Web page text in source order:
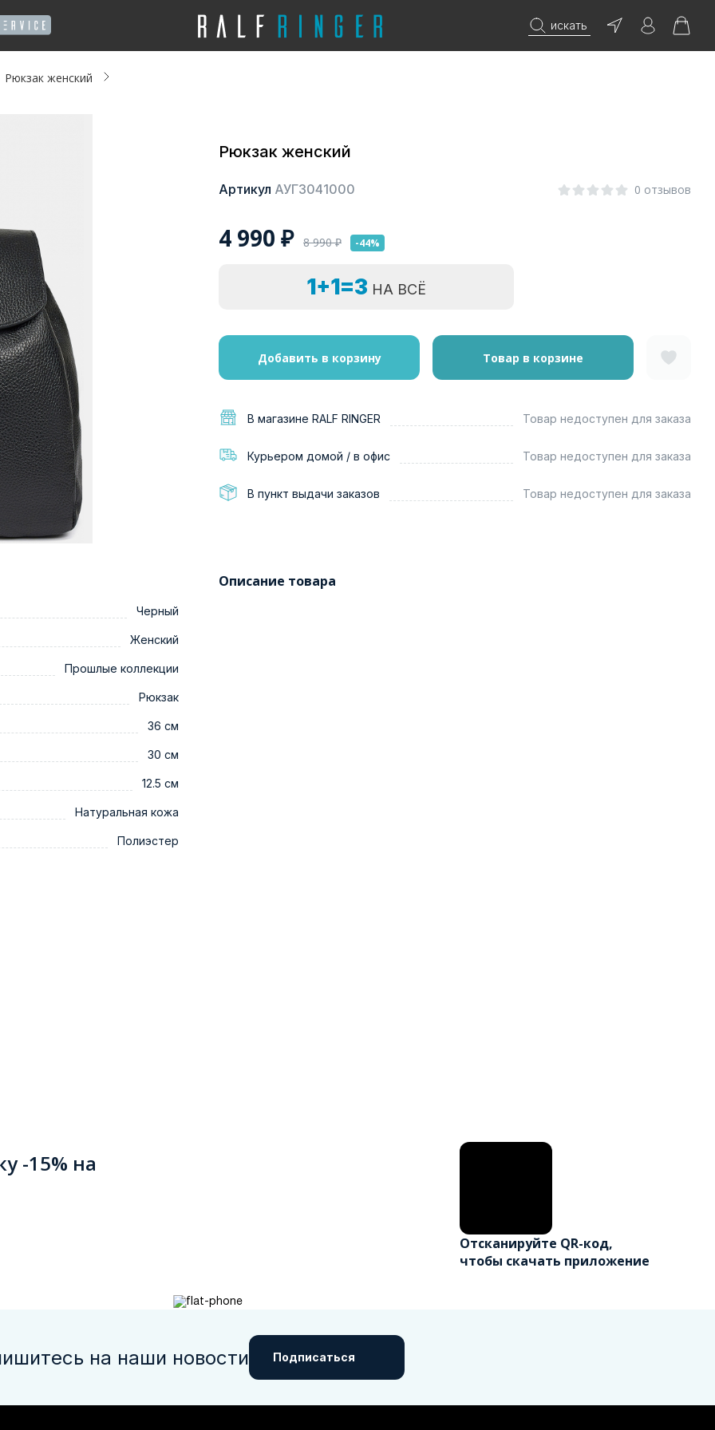
искать
Рюкзак женский
Рюкзак женский
Артикул АУГЗ041000 0 отзывов
4 990 ₽ 8 990₽ -44%
1+1=3 НА ВСЁ
Добавить в корзину Товар в корзине
В магазине RALF RINGER Товар недоступен для заказа
Курьером домой / в офис Товар недоступен для заказа
В пункт выдачи заказов Товар недоступен для заказа
Черный
Женский
Прошлые коллекции
Рюкзак
36 см
30 см
12.5 см
Натуральная кожа
Полиэстер
Описание товара
-15% на
Отсканируйте QR-код,
чтобы скачать приложение
на наши новости Подписаться